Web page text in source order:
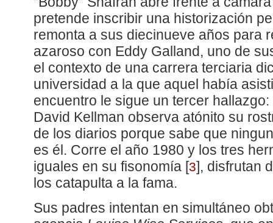
pretende inscribir una historización
remonta a sus diecinueve años para
azaroso con Eddy Galland, uno de
el contexto de una carrera terciaria
universidad a la que aquel había
encuentro le sigue un tercer
David Kellman observa atónito su
de los diarios porque sabe que
es él. Corre el año 1980 y los tres
iguales en su fisonomía [3] , disfrutan
los catapulta a la fama.
Sus padres intentan en simultáneo